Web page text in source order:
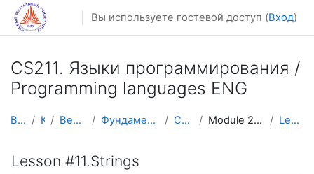
Перейти к основному содержанию
Вы используете гостевой доступ (Вход)
CS211. Языки программирования /
Programming languages ENG
В начало Курсы Весенний семестр Фундаментальная информатика и ИТ CS211 ENG (c#) Module 2. Methods (functions), arrays Lesson #11.Strings
Lesson #11.Strings